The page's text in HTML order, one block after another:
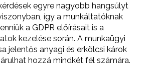
egyre nagyobb hangsúlyt
így a munkáltatóknak
a GDPR előírásait is a
kezelése során. A munkaügyi
jelentős anyagi és erkölcsi károk
hozzá mindkét fél számára.